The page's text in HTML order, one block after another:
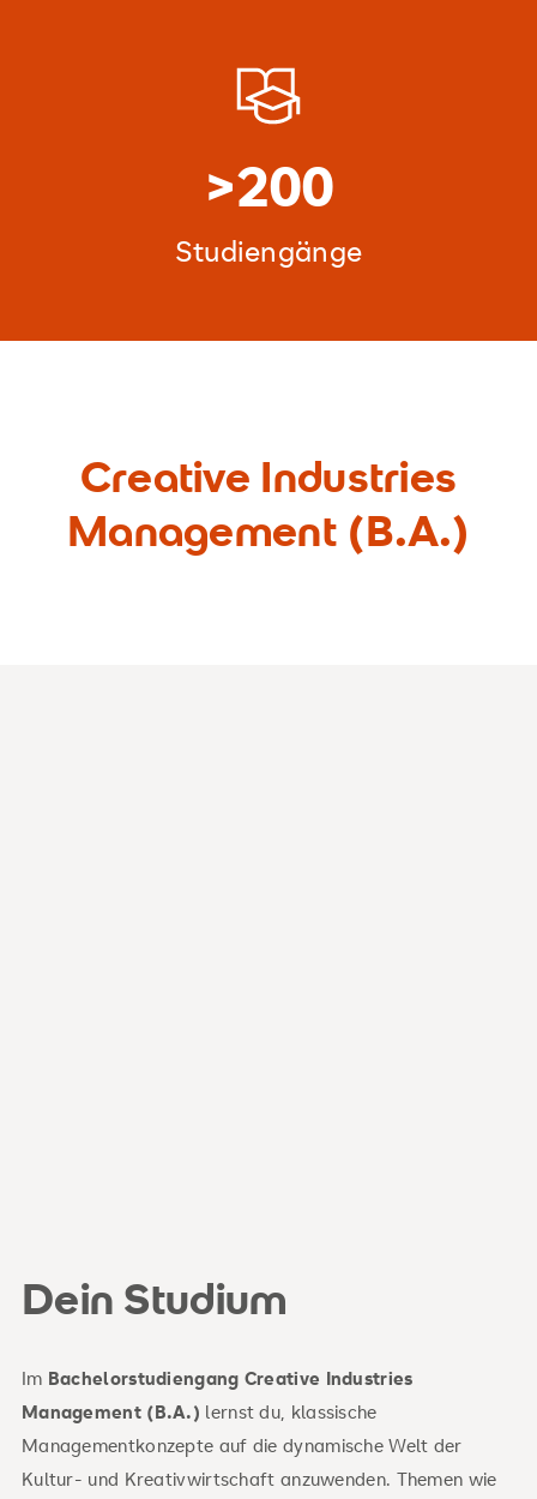
>200
Studiengänge
Creative Industries
Management (B.A.)
Dein Studium
Im Bachelorstudiengang Creative Industries
Management (B.A.) lernst du, klassische
Managementkonzepte auf die dynamische Welt der
Kultur- und Kreativwirtschaft anzuwenden. Themen wie